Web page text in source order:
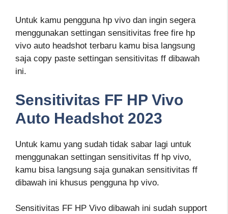
Untuk kamu pengguna hp vivo dan ingin segera
menggunakan settingan sensitivitas free fire hp
vivo auto headshot terbaru kamu bisa langsung
saja copy paste settingan sensitivitas ff dibawah
ini.
Sensitivitas FF HP Vivo
Auto Headshot 2023
Untuk kamu yang sudah tidak sabar lagi untuk
menggunakan settingan sensitivitas ff hp vivo,
kamu bisa langsung saja gunakan sensitivitas ff
dibawah ini khusus pengguna hp vivo.
Sensitivitas FF HP Vivo dibawah ini sudah support